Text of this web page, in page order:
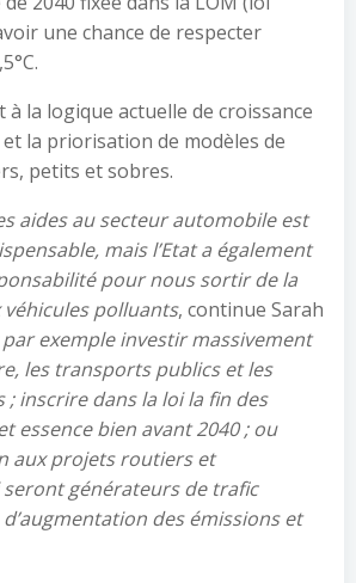
une chance de respecter
à la logique actuelle de croissance
la priorisation de modèles de
petits et sobres.
aides au secteur automobile est
mais l’Etat a également
pour nous sortir de la
polluants, continue Sarah
exemple investir massivement
les transports publics et les
; inscrire dans la loi la fin des
essence bien avant 2040 ; ou
aux projets routiers et
générateurs de trafic
des émissions et